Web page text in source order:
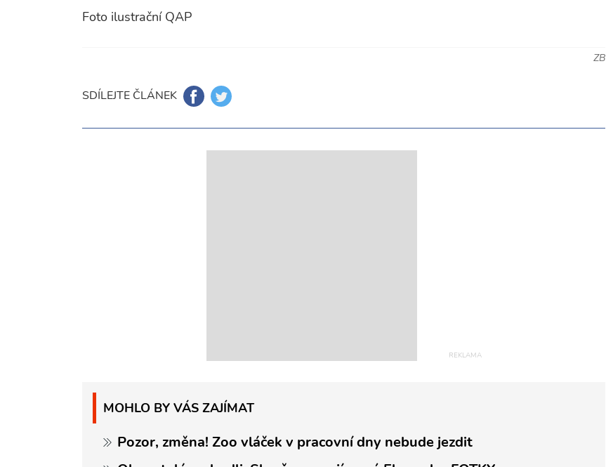
Foto ilustrační QAP
ZB
SDÍLEJTE ČLÁNEK
MOHLO BY VÁS ZAJÍMAT
Pozor, změna! Zoo vláček v pracovní dny nebude jezdit